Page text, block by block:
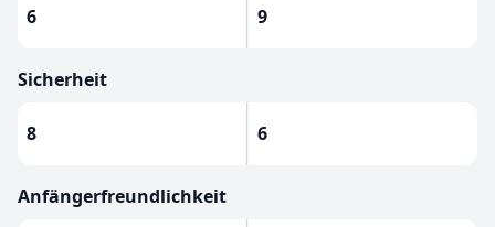
6 9
Sicherheit
8 6
Anfängerfreundlichkeit